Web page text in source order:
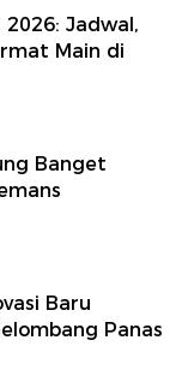
2026: Jadwal,
Main di
Banget
Baru
Panas